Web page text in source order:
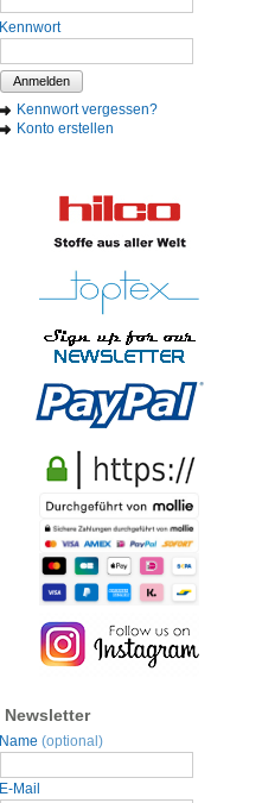
Kennwort
Anmelden
Kennwort vergessen?
Konto erstellen
Newsletter
Name (optional)
E-Mail